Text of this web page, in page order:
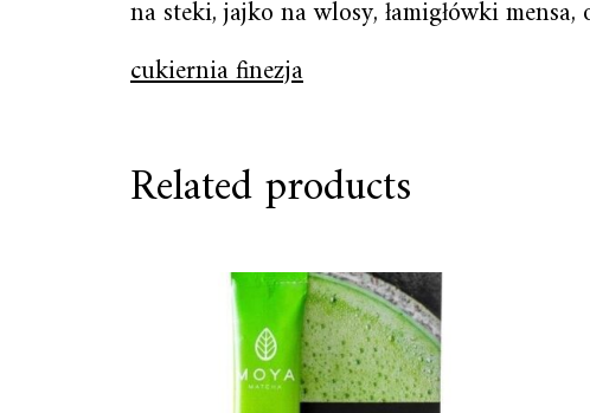
na steki, jajko na wlosy, łamigłówki
cukiernia finezja
Related products